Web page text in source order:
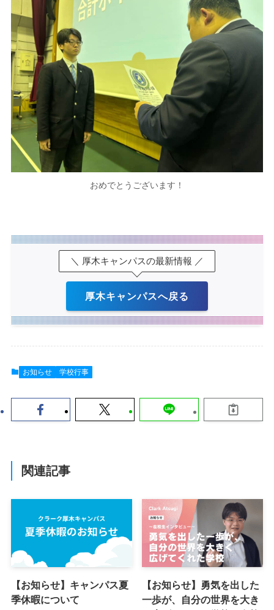
おめでとうございます！
＼ 厚木キャンパスの最新情報 ／
厚木キャンパスへ戻る
お知らせ 学校行事
関連記事
【お知らせ】キャンパス夏
季休暇について
【お知らせ】勇気を出した
一歩が、自分の世界を大き